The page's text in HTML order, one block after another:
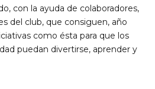
con la ayuda de colaboradores,
del club, que consiguen, año
como ésta para que los
puedan divertirse, aprender y